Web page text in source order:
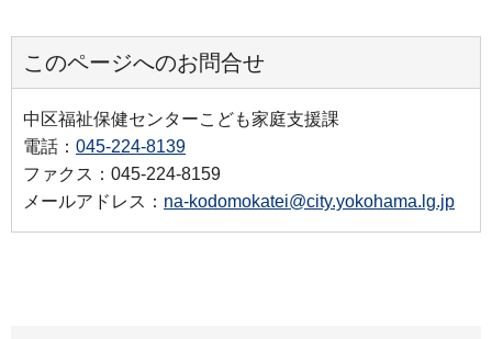
このページへのお問合せ
中区福祉保健センターこども家庭支援課
電話： 045-224-8139
ファクス：045-224-8159
メールアドレス： na-kodomokatei@city.yokohama.lg.jp